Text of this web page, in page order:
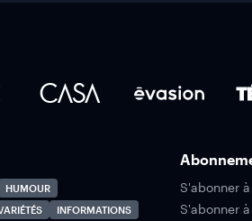
HUMOUR
INFORMATIONS
S'abonner
S'abonner